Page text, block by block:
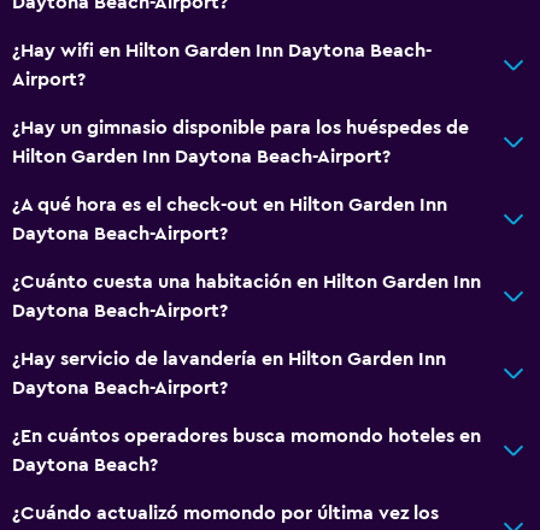
¿Hay wifi en Hilton Garden Inn Daytona Beach-
Airport?
¿Hay un gimnasio disponible para los huéspedes de
Hilton Garden Inn Daytona Beach-Airport?
¿A qué hora es el check-out en Hilton Garden Inn
Daytona Beach-Airport?
¿Cuánto cuesta una habitación en Hilton Garden Inn
Daytona Beach-Airport?
¿Hay servicio de lavandería en Hilton Garden Inn
Daytona Beach-Airport?
¿En cuántos operadores busca momondo hoteles en
Daytona Beach?
¿Cuándo actualizó momondo por última vez los